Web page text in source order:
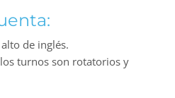
de inglés.
turnos son rotatorios y